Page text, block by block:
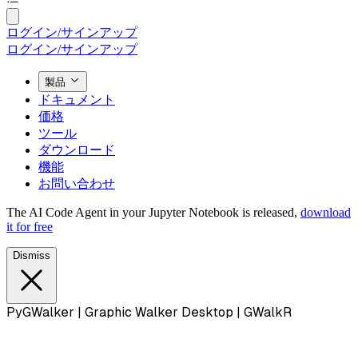
ログイン/サインアップ
ログイン/サインアップ
製品
ドキュメント
価格
ツール
ダウンロード
機能
お問い合わせ
The AI Code Agent in your Jupyter Notebook is released, download
it for free
Dismiss
PyGWalker | Graphic Walker Desktop | GWalkR